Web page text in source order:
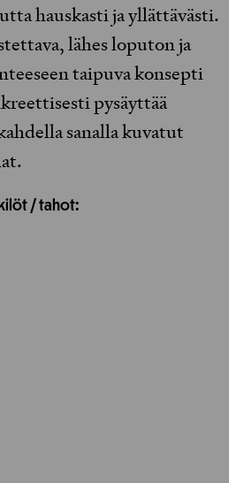
hauskasti ja yllättävästi.
lähes loputon ja
taipuva konsepti
pysäyttää
sanalla kuvatut
/ tahot: